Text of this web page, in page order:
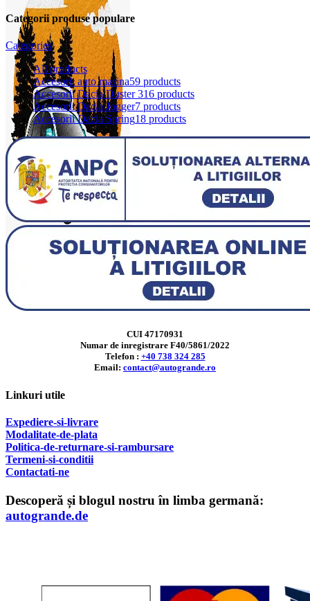
Categorii produse populare
Categories
Allproducts
Accesorii auto masina59 products
Accesorii Dacia Duster 316 products
Accesorii Dacia Jogger7 products
Accesorii Dacia Spring18 products
CUI 47170931
Numar de inregistrare F40/5861/2022
Telefon : +40 738 324 285
Email: contact@autogrande.ro
Linkuri utile
Expediere-si-livrare
Modalitate-de-plata
Politica-de-returnare-si-rambursare
Termeni-si-conditii
Contactati-ne
Descoperă și blogul nostru în limba germană:
autogrande.de